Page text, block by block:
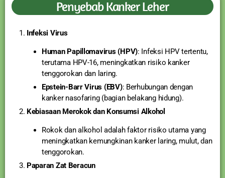
Penyebab Kanker Leher
Infeksi Virus
Human Papillomavirus (HPV): Infeksi HPV tertentu,
terutama HPV-16, meningkatkan risiko kanker
tenggorokan dan laring.
Epstein-Barr Virus (EBV): Berhubungan dengan
kanker nasofaring (bagian belakang hidung).
Kebiasaan Merokok dan Konsumsi Alkohol
Rokok dan alkohol adalah faktor risiko utama yang
meningkatkan kemungkinan kanker laring, mulut, dan
tenggorokan.
Paparan Zat Beracun